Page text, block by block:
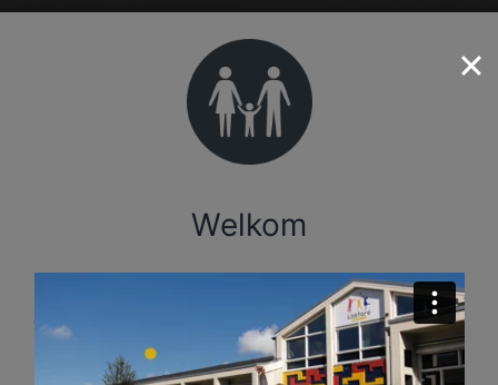
Welkom
Op deze website is informatie te vinden, bestemd voor
ouders van leerlingen van de school, voor de leerlingen zelf
en belangstellenden.